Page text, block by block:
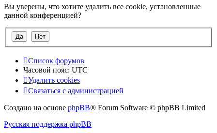
Вы уверены, что хотите удалить все cookie, установленные
данной конференцией?
Список форумов
Часовой пояс: UTC
Удалить cookies
Связаться
администрацией
Связаться с администрацией
Создано на основе phpBB® Forum Software © phpBB Limited
Русская поддержка phpBB